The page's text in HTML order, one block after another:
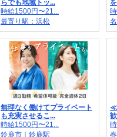
らでも地域トッ...
時給1500円〜21...
最寄り駅：浜松
無理なく働けてプライベート
も充実させるこ...
時給1500円〜21...
鈴鹿市｜鈴鹿駅
≪